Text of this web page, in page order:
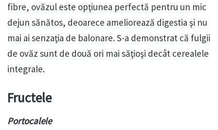
fibre, ovăzul este opţiunea perfectă pentru un mic
dejun sănătos, deoarece ameliorează digestia şi nu
mai ai senzaţia de balonare. S-a demonstrat că fulgii
de ovăz sunt de două ori mai săţioşi decât cerealele
integrale.
Fructele
Portocalele